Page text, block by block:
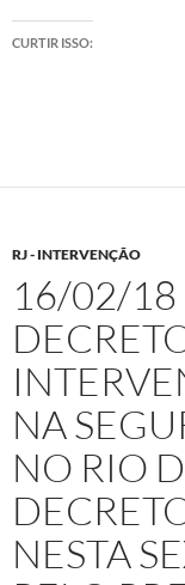
CURTIR ISSO:
RJ - INTERVENÇÃO
16/02/18
NA
NO RIO
NESTA